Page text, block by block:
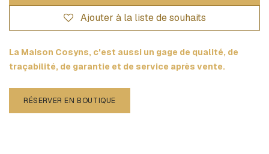
Ajouter à la liste de souhaits
La Maison Cosyns, c'est aussi un gage de qualité, de
traçabilité, de garantie et de service après vente.
RÉSERVER EN BOUTIQUE